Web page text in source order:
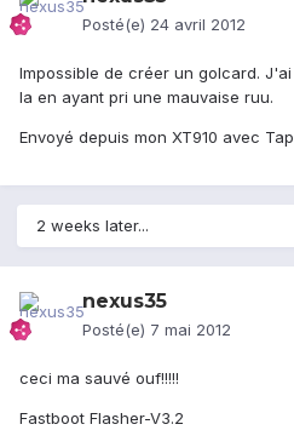
Posté(e) 24 avril 2012
Impossible de créer un golcard.
la en ayant pri une mauvaise ruu.
Envoyé depuis mon XT910 avec
2 weeks later...
nexus35
Posté(e) 7 mai 2012
ceci ma sauvé ouf!!!!!
Fastboot Flasher-V3.2